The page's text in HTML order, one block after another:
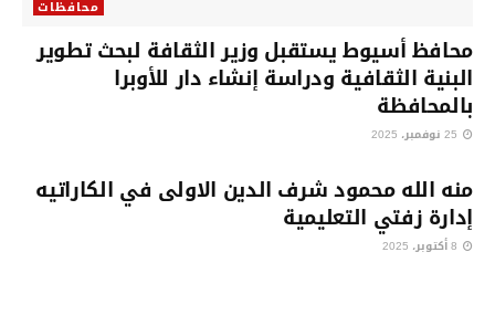
محافظات
محافظ أسيوط يستقبل وزير الثقافة لبحث تطوير
البنية الثقافية ودراسة إنشاء دار للأوبرا
بالمحافظة
منه الله محمود شرف الدين الاولى في الكاراتيه
إدارة زفتي التعليمية